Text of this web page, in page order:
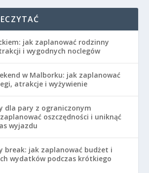
jak zaplanować rodzinny
i wygodnych noclegów
w Malborku: jak zaplanować
atrakcje i wyżywienie
dla pary z ograniczonym
oszczędności i uniknąć
wyjazdu
break: jak zaplanować budżet i
wydatków podczas krótkiego